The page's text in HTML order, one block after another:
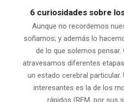
6 curiosidades sobre
Aunque no recordemos
soñamos; y además lo
de lo que solemos pensar.
atravesamos diferentes
un estado cerebral
interesantes es la de los
rápidos (REM, por sus